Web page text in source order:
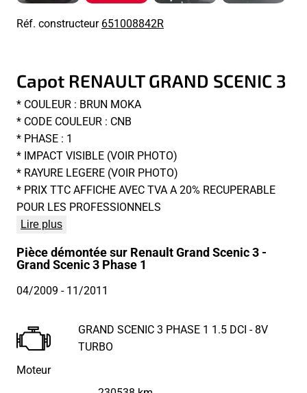
Réf. constructeur651008842R
Capot RENAULT GRAND SCENIC 3
* COULEUR : BRUN MOKA
* CODE COULEUR : CNB
* PHASE : 1
* IMPACT VISIBLE (VOIR PHOTO)
* RAYURE LEGERE (VOIR PHOTO)
* PRIX TTC AFFICHE AVEC TVA A 20% RECUPERABLE
POUR LES PROFESSIONNELS
Lire plus
Pièce démontée sur Renault Grand Scenic 3 -
Grand Scenic 3 Phase 1
04/2009 - 11/2011
Moteur
GRAND SCENIC 3 PHASE 1 1.5 DCI - 8V
TURBO